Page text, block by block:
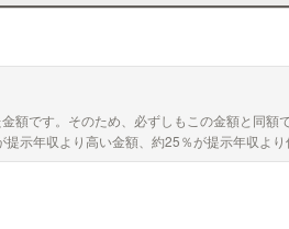
です。そのため、必ずしもこの金額と同額
示年収より高い金額、約25％が提示年収より